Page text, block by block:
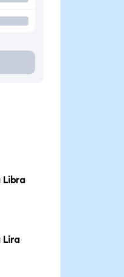
Libra
Lira